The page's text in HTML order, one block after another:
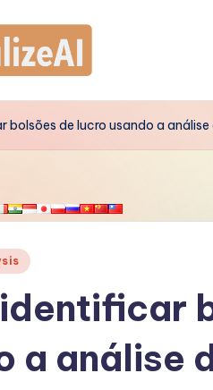
bolsões de lucro usando a
a análise